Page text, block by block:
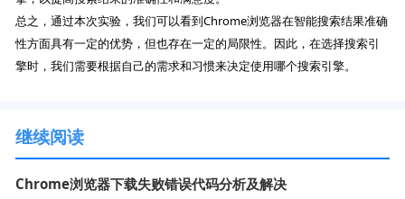
总之，通过本次实验，我们可以看到Chrome浏览器在智能搜索结果准确
性方面具有一定的优势，但也存在一定的局限性。因此，在选择搜索引
擎时，我们需要根据自己的需求和习惯来决定使用哪个搜索引擎。
继续阅读
Chrome浏览器下载失败错误代码分析及解决